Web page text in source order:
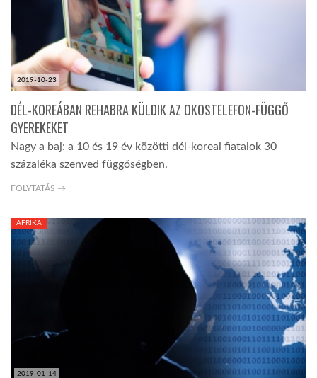
AUSZTRÁLIA
A VILÁG ITTHON
GLOBOTV BP
HÍR3D
AFRIKA TUDÁSTÁR
2019-10-23
DÉL-KOREÁBAN REHABRA KÜLDIK AZ OKOSTELEFON-FÜGGŐ
GYEREKEKET
Nagy a baj: a 10 és 19 év közötti dél-koreai fiatalok 30
százaléka szenved függőségben.
FOLYTATÁS →
2019-01-14
AFRIKA